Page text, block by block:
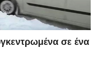
σε ένα